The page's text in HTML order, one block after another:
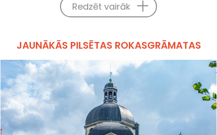
Redzēt vairāk
JAUNĀKĀS PILSĒTAS ROKASGRĀMATAS